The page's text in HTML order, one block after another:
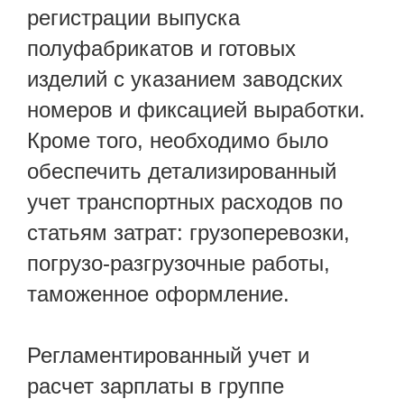
регистрации выпуска
полуфабрикатов и готовых
изделий с указанием заводских
номеров и фиксацией выработки.
Кроме того, необходимо было
обеспечить детализированный
учет транспортных расходов по
статьям затрат: грузоперевозки,
погрузо-разгрузочные работы,
таможенное оформление.
Регламентированный учет и
расчет зарплаты в группе